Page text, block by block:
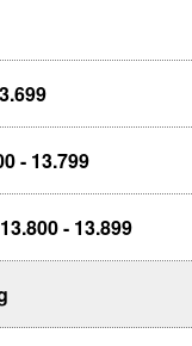
- 13.799
13.800 - 13.899